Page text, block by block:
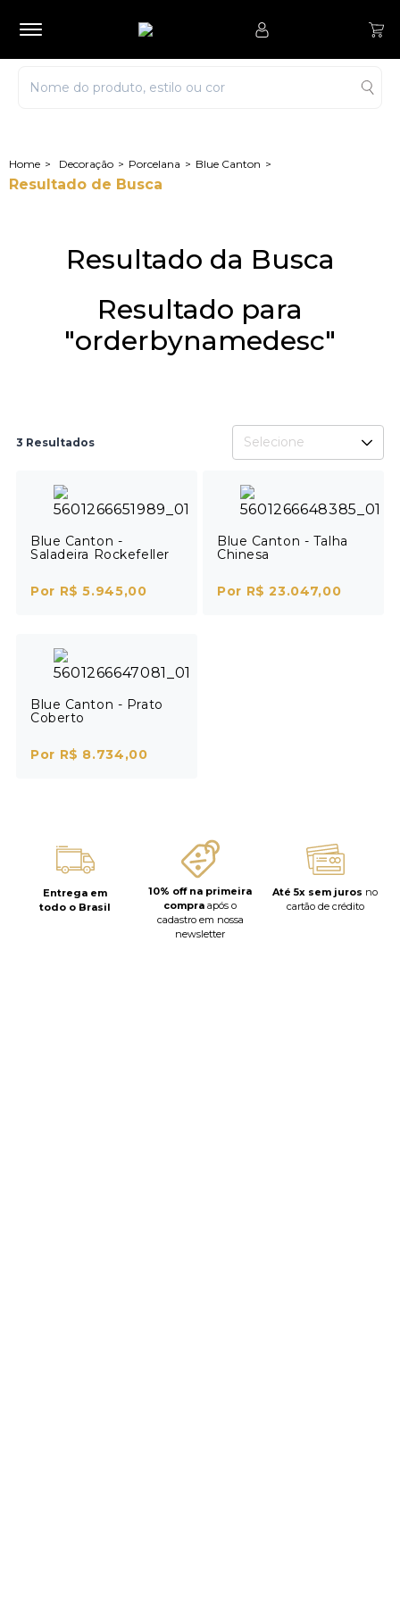
Decoração Porcelana Blue Canton
Resultado de Busca
Resultado da Busca
Resultado para
"orderbynamedesc"
3 Resultados Selecione
Blue Canton -
Saladeira Rockefeller
Por R$ 5.945,00
Blue Canton - Talha
Chinesa
Por R$ 23.047,00
Blue Canton - Prato
Coberto
Por R$ 8.734,00
Entrega em
todo o Brasil
10% off na primeira
compra após o
cadastro em nossa
newsletter
Até 5x sem juros no
cartão de crédito